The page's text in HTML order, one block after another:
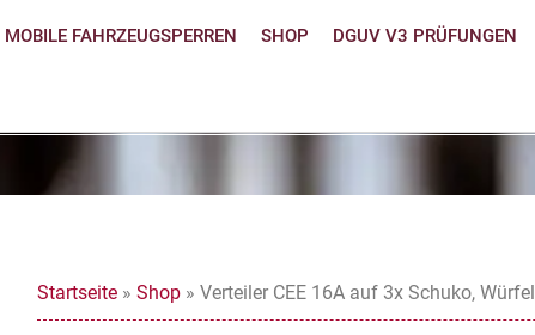
MOBILE FAHRZEUGSPERREN SHOP DGUV V3 PRÜFUNGEN
Startseite » Shop » Verteiler CEE 16A auf 3x Schuko, Würfel